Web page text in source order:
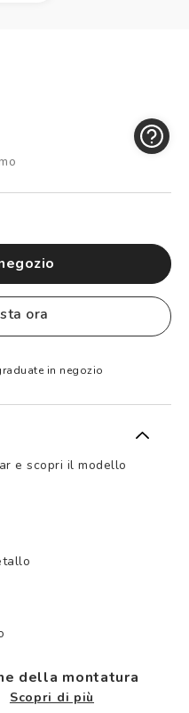
ora
in negozio
e scopri il modello
della montatura
Scopri di più